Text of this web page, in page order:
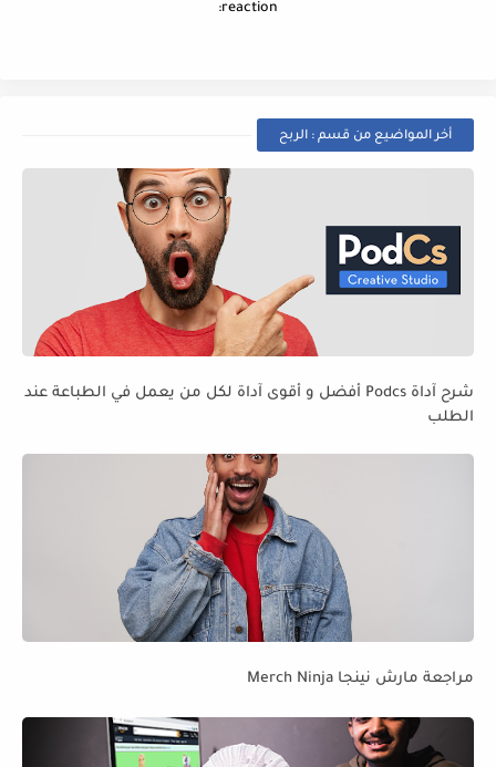
reaction:
أخر المواضيع من قسم : الربح
شرح آداة Podcs أفضل و أقوى آداة لكل من يعمل في الطباعة عند
الطلب
مراجعة مارش نينجا Merch Ninja